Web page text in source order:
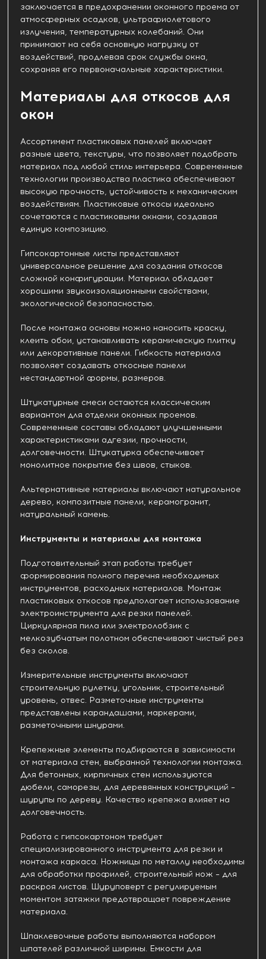
заключается в предохранении оконного проема от
атмосферных осадков, ультрафиолетового
излучения, температурных колебаний. Они
принимают на себя основную нагрузку от
воздействий, продлевая срок службы окна,
сохраняя его первоначальные характеристики.
Материалы для откосов для
окон
Ассортимент пластиковых панелей включает
разные цвета, текстуры, что позволяет подобрать
материал под любой стиль интерьера. Современные
технологии производства пластика обеспечивают
высокую прочность, устойчивость к механическим
воздействиям. Пластиковые откосы идеально
сочетаются с пластиковыми окнами, создавая
единую композицию.
Гипсокартонные листы представляют
универсальное решение для создания откосов
сложной конфигурации. Материал обладает
хорошими звукоизоляционными свойствами,
экологической безопасностью.
После монтажа основы можно наносить краску,
клеить обои, устанавливать керамическую плитку
или декоративные панели. Гибкость материала
позволяет создавать откосные панели
нестандартной формы, размеров.
Штукатурные смеси остаются классическим
вариантом для отделки оконных проемов.
Современные составы обладают улучшенными
характеристиками адгезии, прочности,
долговечности. Штукатурка обеспечивает
монолитное покрытие без швов, стыков.
Альтернативные материалы включают натуральное
дерево, композитные панели, керамогранит,
натуральный камень.
Инструменты и материалы для монтажа
Подготовительный этап работы требует
формирования полного перечня необходимых
инструментов, расходных материалов. Монтаж
пластиковых откосов предполагает использование
электроинструмента для резки панелей.
Циркулярная пила или электролобзик с
мелкозубчатым полотном обеспечивают чистый рез
без сколов.
Измерительные инструменты включают
строительную рулетку, угольник, строительный
уровень, отвес. Разметочные инструменты
представлены карандашами, маркерами,
разметочными шнурами.
Крепежные элементы подбираются в зависимости
от материала стен, выбранной технологии монтажа.
Для бетонных, кирпичных стен используются
дюбели, саморезы, для деревянных конструкций –
шурупы по дереву. Качество крепежа влияет на
долговечность.
Работа с гипсокартоном требует
специализированного инструмента для резки и
монтажа каркаса. Ножницы по металлу необходимы
для обработки профилей, строительный нож – для
раскроя листов. Шуруповерт с регулируемым
моментом затяжки предотвращает повреждение
материала.
Шпаклевочные работы выполняются набором
шпателей различной ширины. Емкости для